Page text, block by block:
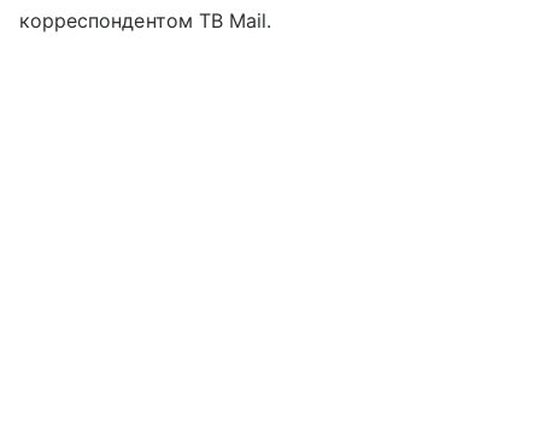
корреспондентом ТВ Mail.